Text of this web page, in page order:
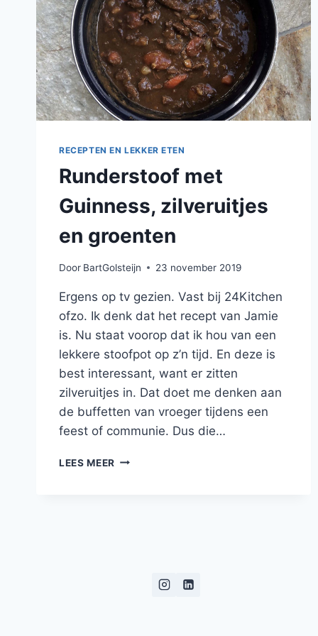
RECEPTEN EN LEKKER ETEN
Runderstoof met
Guinness, zilveruitjes
en groenten
Door BartGolsteijn 23 november 2019
Ergens op tv gezien. Vast bij 24Kitchen
ofzo. Ik denk dat het recept van Jamie
is. Nu staat voorop dat ik hou van een
lekkere stoofpot op z’n tijd. En deze is
best interessant, want er zitten
zilveruitjes in. Dat doet me denken aan
de buffetten van vroeger tijdens een
feest of communie. Dus die…
LEES MEER RUNDERSTOOF